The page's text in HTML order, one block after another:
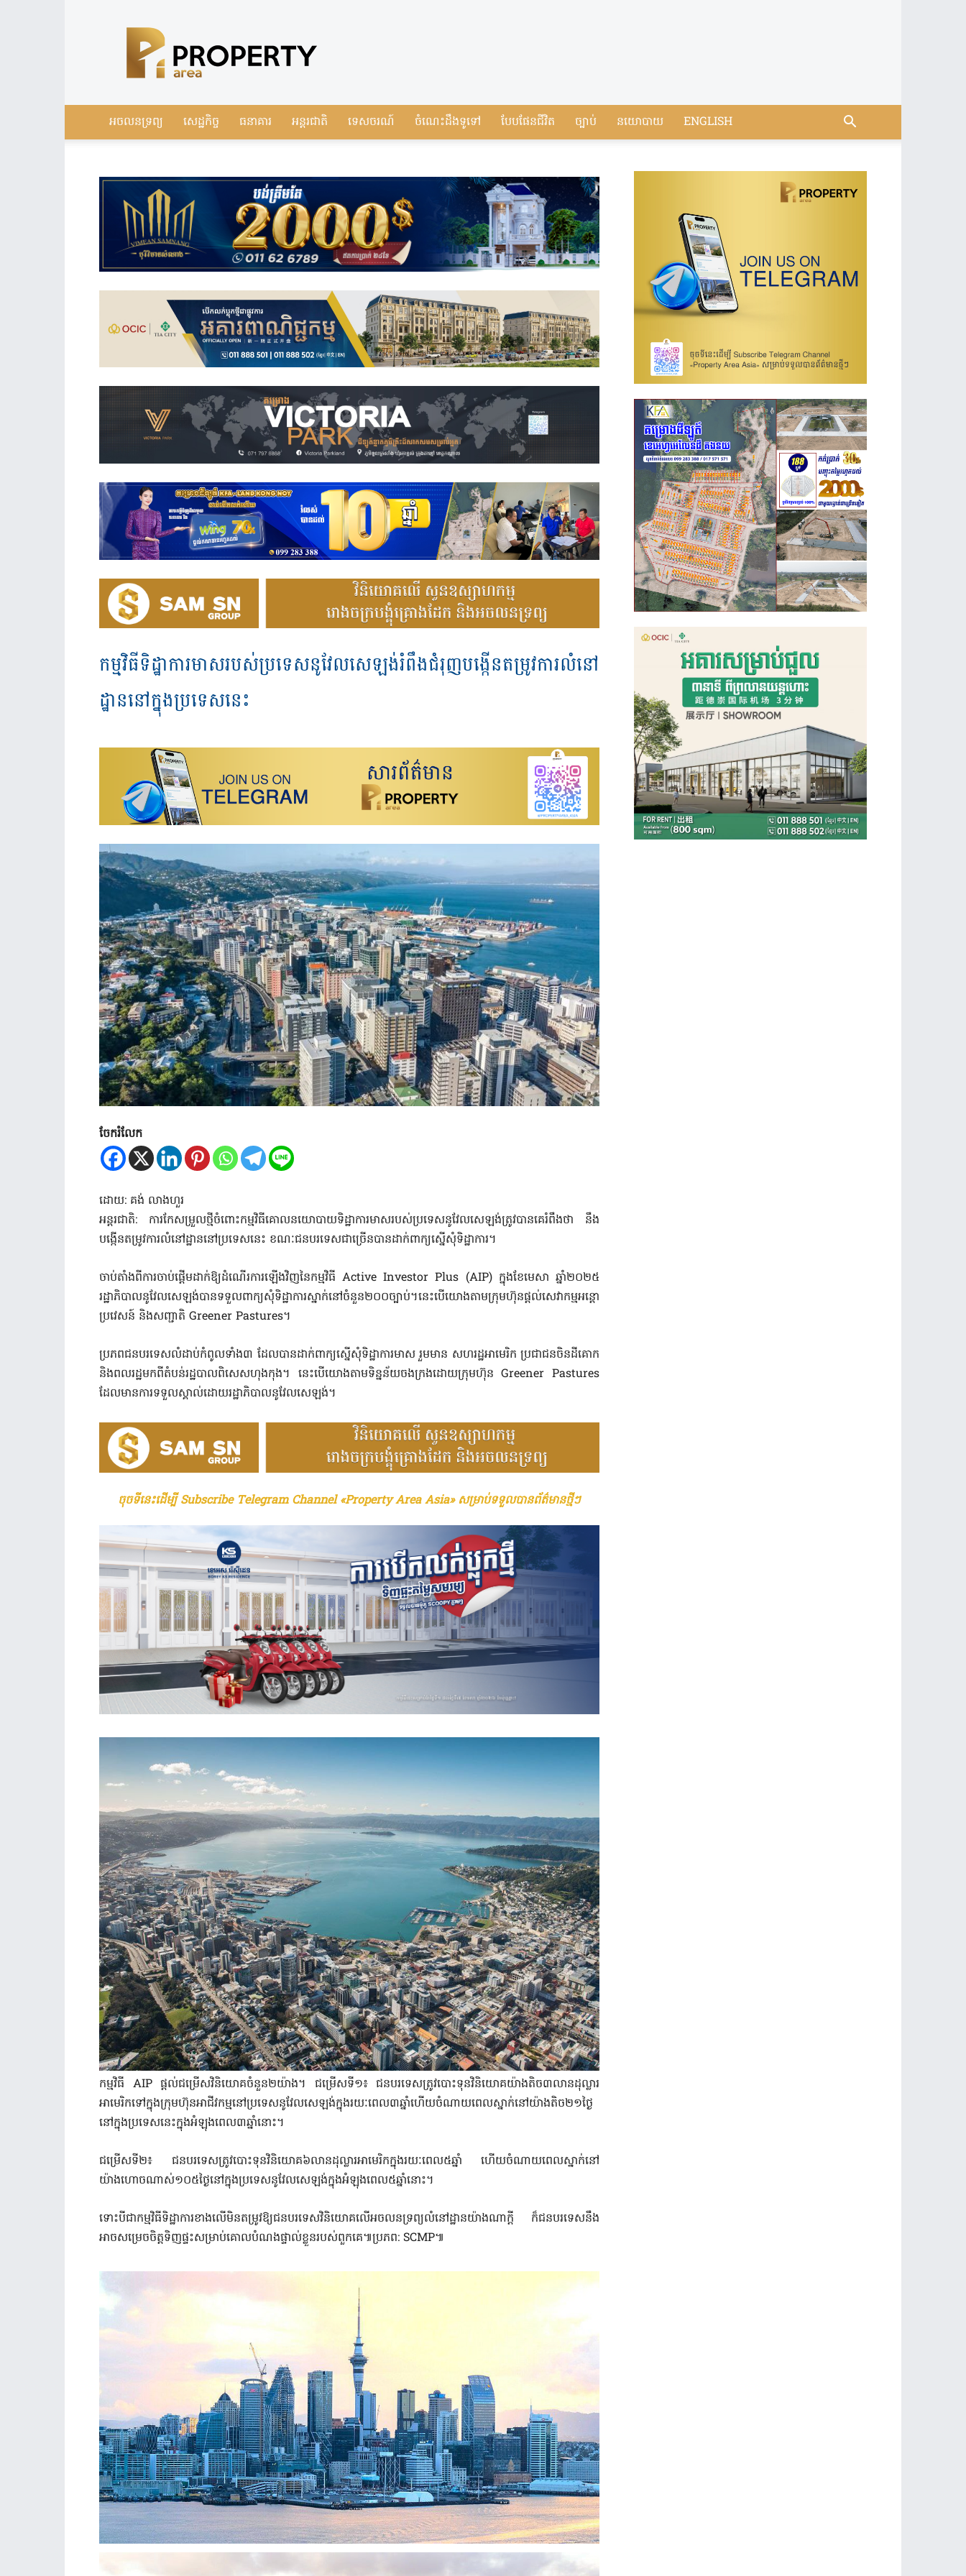
Real
Estate
Cambodia
អចលនទ្រព្យ សេដ្ឋកិច្ច ធនាគារ អន្តរជាតិ ទេសចរណ៍ ចំណេះដឹងទូទៅ បែបផែនជីវិត ច្បាប់ នយោបាយ ENGLISH
កម្មវិធីទិដ្ឋាការមាសរបស់ប្រទេសនូវែលសេឡង់រំពឹងជំរុញបង្កើនតម្រូវការលំនៅ
ដ្ឋាននៅក្នុងប្រទេសនេះ
ចែករំលែក
ដោយ: គង់ លាងហួរ
អន្តរជាតិ: ការកែសម្រួលថ្មីចំពោះកម្មវិធីគោលនយោបាយទិដ្ឋាការមាសរបស់ប្រទេសនូវែលសេឡង់ត្រូវបានគេរំពឹងថា នឹង
បង្កើនតម្រូវការលំនៅដ្ឋាននៅប្រទេសនេះ ខណៈជនបរទេសជាច្រើនបានដាក់ពាក្យស្នើសុំទិដ្ឋាការ។
ចាប់តាំងពីការចាប់ផ្តើមដាក់ឱ្យដំណើរការឡើងវិញនៃកម្មវិធី Active Investor Plus (AIP) ក្នុងខែមេសា ឆ្នាំ២០២៥
រដ្ឋាភិបាលនូវែលសេឡង់បានទទួលពាក្យសុំទិដ្ឋាការស្នាក់នៅចំនួន២០០ច្បាប់។នេះបើយោងតាមក្រុមហ៊ុនផ្តល់សេវាកម្មអន្តោ
ប្រវេសន៍ និងសញ្ជាតិ Greener Pastures។
ប្រភពជនបរទេសលំដាប់កំពូលទាំង៣ ដែលបានដាក់ពាក្យស្នើសុំទិដ្ឋាការមាស រួមមាន សហរដ្ឋអាមេរិក ប្រជាជនចិនដីគោក
និងពលរដ្ឋមកពីតំបន់រដ្ឋបាលពិសេសហុងកុង។ នេះបើយោងតាមទិន្នន័យចងក្រងដោយក្រុមហ៊ុន Greener Pastures
ដែលមានការទទួលស្គាល់ដោយរដ្ឋាភិបាលនូវែលសេឡង់។
ចុចទីនេះដើម្បី Subscribe Telegram Channel «Property Area Asia» សម្រាប់ទទួលបានព័ត៌មានថ្មីៗ
កម្មវិធី AIP ផ្តល់ជម្រើសវិនិយោគចំនួន២យ៉ាង។ ជម្រើសទី១៖ ជនបរទេសត្រូវបោះទុនវិនិយោគយ៉ាងតិច៣លានដុល្លារ
អាមេរិកទៅក្នុងក្រុមហ៊ុនអាជីវកម្មនៅប្រទេសនូវែលសេឡង់ក្នុងរយៈពេល៣ឆ្នាំហើយចំណាយពេលស្នាក់នៅយ៉ាងតិច២១ថ្ងៃ
នៅក្នុងប្រទេសនេះក្នុងអំឡុងពេល៣ឆ្នាំនោះ។
ជម្រើសទី២៖ ជនបរទេសត្រូវបោះទុនវិនិយោគ៦លានដុល្លារអាមេរិកក្នុងរយៈពេល៥ឆ្នាំ ហើយចំណាយពេលស្នាក់នៅ
យ៉ាងហោចណាស់១០៥ថ្ងៃនៅក្នុងប្រទេសនូវែលសេឡង់ក្នុងអំឡុងពេល៥ឆ្នាំនោះ។
ទោះបីជាកម្មវិធីទិដ្ឋាការខាងលើមិនតម្រូវឱ្យជនបរទេសវិនិយោគលើអចលនទ្រព្យលំនៅដ្ឋានយ៉ាងណាក្តី ក៏ជនបរទេសនឹង
អាចសម្រេចចិត្តទិញផ្ទះសម្រាប់គោលបំណងផ្ទាល់ខ្លួនរបស់ពួកគេ៕ប្រភព: SCMP៕